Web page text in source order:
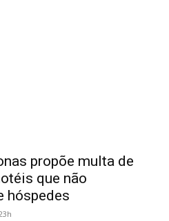
propõe multa de
que não
hóspedes